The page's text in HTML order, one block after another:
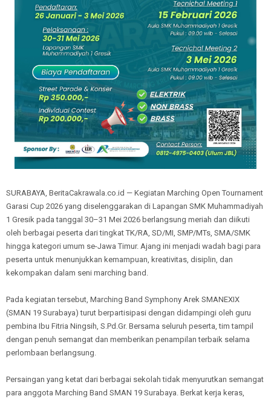
SURABAYA, BeritaCakrawala.co.id — Kegiatan Marching Open Tournament
Garasi Cup 2026 yang diselenggarakan di Lapangan SMK Muhammadiyah
1 Gresik pada tanggal 30–31 Mei 2026 berlangsung meriah dan diikuti
oleh berbagai peserta dari tingkat TK/RA, SD/MI, SMP/MTs, SMA/SMK
hingga kategori umum se-Jawa Timur. Ajang ini menjadi wadah bagi para
peserta untuk menunjukkan kemampuan, kreativitas, disiplin, dan
kekompakan dalam seni marching band.
Pada kegiatan tersebut, Marching Band Symphony Arek SMANEXIX
(SMAN 19 Surabaya) turut berpartisipasi dengan didampingi oleh guru
pembina Ibu Fitria Ningsih, S.Pd.Gr. Bersama seluruh peserta, tim tampil
dengan penuh semangat dan memberikan penampilan terbaik selama
perlombaan berlangsung.
Persaingan yang ketat dari berbagai sekolah tidak menyurutkan semangat
para anggota Marching Band SMAN 19 Surabaya. Berkat kerja keras,